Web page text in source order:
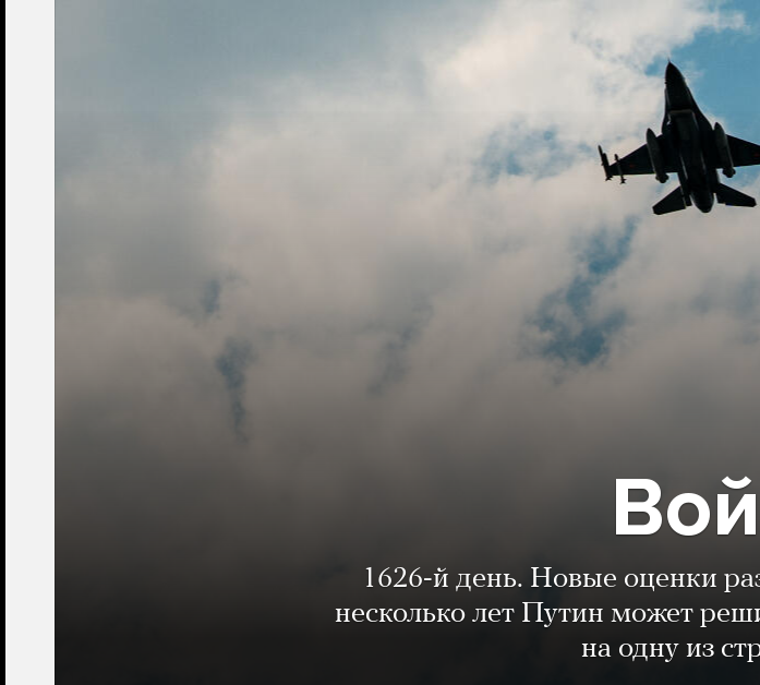
1626-й день. Новые оценки
несколько лет Путин может
на одну из